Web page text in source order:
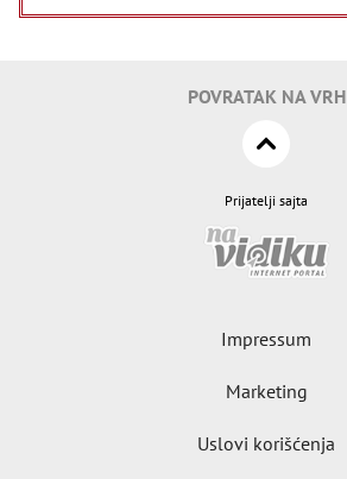
POVRATAK NA VRH
Prijatelji sajta
Impressum
Marketing
Uslovi korišćenja